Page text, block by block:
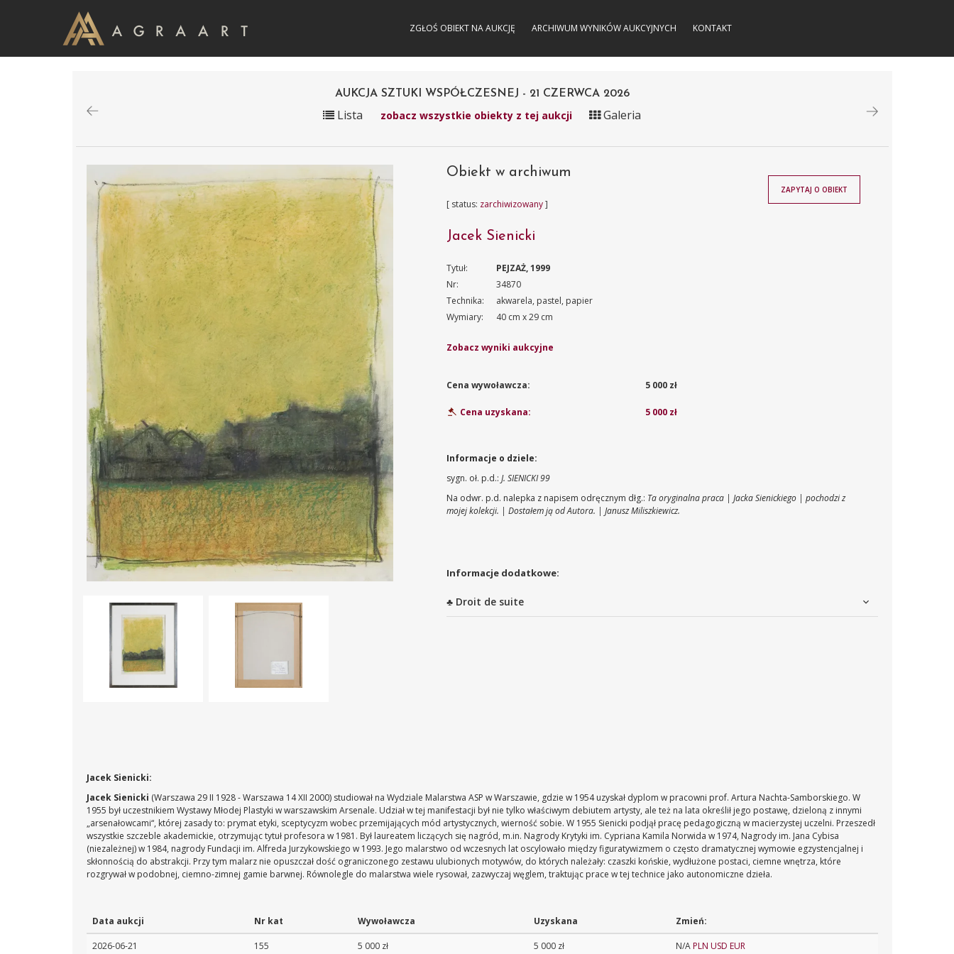
ZGŁOŚ OBIEKT NA AUKCJĘ ARCHIWUM WYNIKÓW AUKCYJNYCH KONTAKT
AUKCJA SZTUKI WSPÓŁCZESNEJ - 21 CZERWCA 2026
Lista zobacz wszystkie obiekty z tej aukcji Galeria
Obiekt w archiwum
[ status: zarchiwizowany]
Jacek Sienicki
Tytuł:
PEJZAŻ, 1999
Nr:
34870
Technika:
akwarela, pastel, papier
Wymiary:
40 cm x 29 cm
Zobacz wyniki aukcyjne
Cena wywoławcza: 5 000 zł
Cena uzyskana: 5 000 zł
ZAPYTAJ O OBIEKT
Informacje o dziele:
sygn. oł. p.d.:J. SIENICKI 99
Na odwr. p.d. nalepka z napisem odręcznym dłg.: Ta oryginalna praca | Jacka Sienickiego | pochodzi z
mojej kolekcji. | Dostałem ją od Autora. | Janusz Miliszkiewicz.
Informacje dodatkowe:
♣ Droit de suite
Jacek Sienicki:
Jacek Sienicki (Warszawa 29 II 1928 - Warszawa 14 XII 2000) studiował na Wydziale Malarstwa ASP w Warszawie, gdzie w 1954 uzyskał dyplom w pracowni prof. Artura Nachta-Samborskiego. W
1955 był uczestnikiem Wystawy Młodej Plastyki w warszawskim Arsenale. Udział w tej manifestacji był nie tylko właściwym debiutem artysty, ale też na lata określił jego postawę, dzieloną z innymi
„arsenałowcami“, której zasady to: prymat etyki, sceptycyzm wobec przemijających mód artystycznych, wierność sobie. W 1955 Sienicki podjął pracę pedagogiczną w macierzystej uczelni. Przeszedł
wszystkie szczeble akademickie, otrzymując tytuł profesora w 1981. Był laureatem liczących się nagród, m.in. Nagrody Krytyki im. Cypriana Kamila Norwida w 1974, Nagrody im. Jana Cybisa
(niezależnej) w 1984, nagrody Fundacji im. Alfreda Jurzykowskiego w 1993. Jego malarstwo od wczesnych lat oscylowało między figuratywizmem o często dramatycznej wymowie egzystencjalnej i
skłonnością do abstrakcji. Przy tym malarz nie opuszczał dość ograniczonego zestawu ulubionych motywów, do których należały: czaszki końskie, wydłużone postaci, ciemne wnętrza, które
rozgrywał w podobnej, ciemno-zimnej gamie barwnej. Równolegle do malarstwa wiele rysował, zazwyczaj węglem, traktując prace w tej technice jako autonomiczne dzieła.
Data aukcji Nr kat Wywoławcza Uzyskana Zmień:
2026-06-21 155 5 000 zł 5 000 zł N/APLN USD EUR